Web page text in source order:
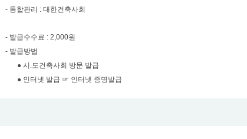
- 통합관리 : 대한건축사회
- 발급수수료 : 2,000원
- 발급방법
● 시.도건축사회 방문 발급
● 인터넷 발급 ☞ 인터넷 증명발급